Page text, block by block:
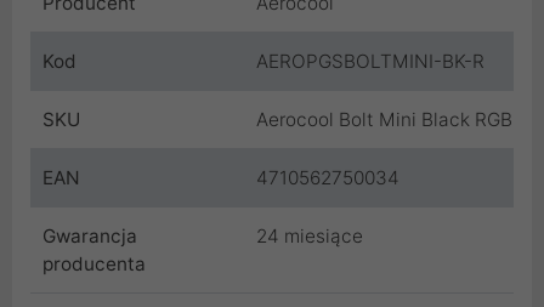
Kod AEROPGSBOLTMINI-BK-R
SKU Aerocool Bolt Mini Black RGB
EAN 4710562750034
Gwarancja
producenta
24 miesiące